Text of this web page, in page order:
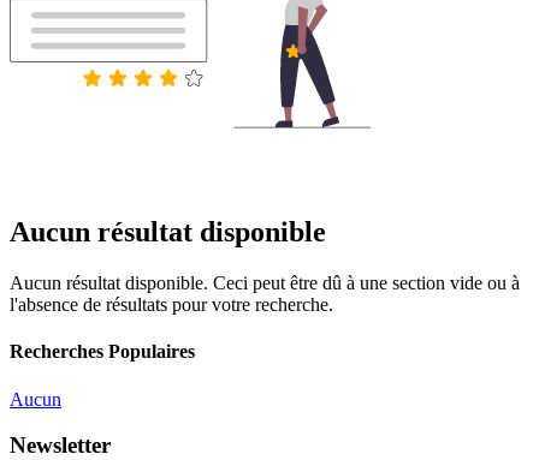
Aucun résultat disponible
Aucun résultat disponible. Ceci peut être dû à une section vide ou à
l'absence de résultats pour votre recherche.
Recherches Populaires
Aucun
Newsletter